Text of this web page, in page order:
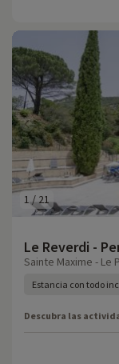
1/21
Le Reverdi -
Sainte Maxime - Le
Estancia con todo
Descubra las